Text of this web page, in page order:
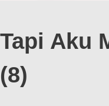
Tapi Aku
(8)